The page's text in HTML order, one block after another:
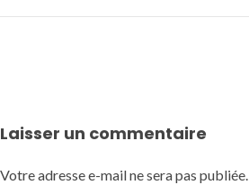
Laisser un commentaire
Votre adresse e-mail ne sera pas publiée.